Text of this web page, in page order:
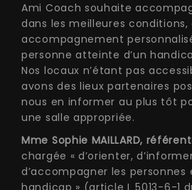
Ami Coach souhaite
dans les meilleures
accompagnement
personne atteinte d’un
Nos locaux n’étant pas
avons des lieux partenaires
nous en informer au plus tôt
une salle appropriée.
Mme Sophie MAILLARD,
chargée « d’orienter,
d’accompagner les personnes
handicap » (article L 5013-6-1